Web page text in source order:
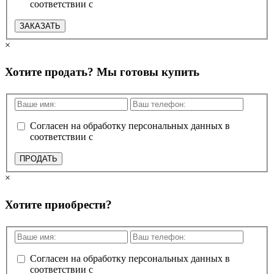
соответствии с
ЗАКАЗАТЬ
×
Хотите продать? Мы готовы купить
Согласен на обработку персональных данных в
соответствии с
ПРОДАТЬ
×
Хотите приобрести?
Согласен на обработку персональных данных в
соответствии с